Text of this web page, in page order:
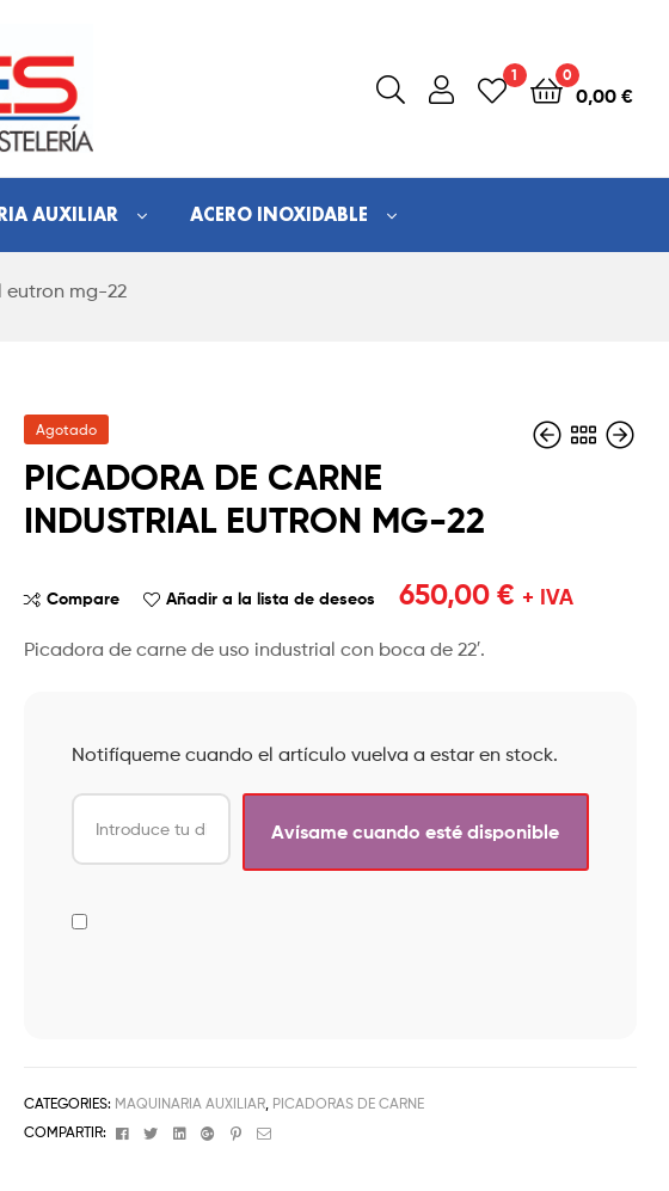
1 0
0,00 €
AUXILIAR ACERO INOXIDABLE
eutron mg-22
690,00€ + IVA
Agotado
PICADORA DE CARNE
INDUSTRIAL EUTRON MG-22
Compare Añadir a la lista de deseos 650,00€ + IVA
Picadora de carne de uso industrial con boca de 22′.
Notifíqueme cuando el artículo vuelva a estar en stock.
CATEGORIES: MAQUINARIA AUXILIAR PICADORAS DE CARNE
COMPARTIR:
FacebookTwitterLinkedinGoogle+Pinterest
Email